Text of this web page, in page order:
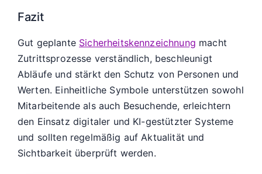
Fazit
Gut geplante Sicherheitskennzeichnung macht
Zutrittsprozesse verständlich, beschleunigt
Abläufe und stärkt den Schutz von Personen und
Werten. Einheitliche Symbole unterstützen sowohl
Mitarbeitende als auch Besuchende, erleichtern
den Einsatz digitaler und KI-gestützter Systeme
und sollten regelmäßig auf Aktualität und
Sichtbarkeit überprüft werden.